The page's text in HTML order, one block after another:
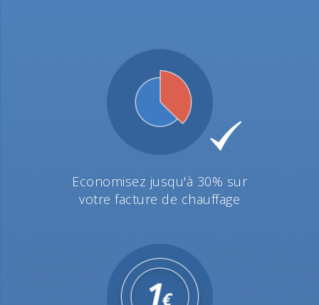
Economisez jusqu'à 30% sur
votre facture de chauffage